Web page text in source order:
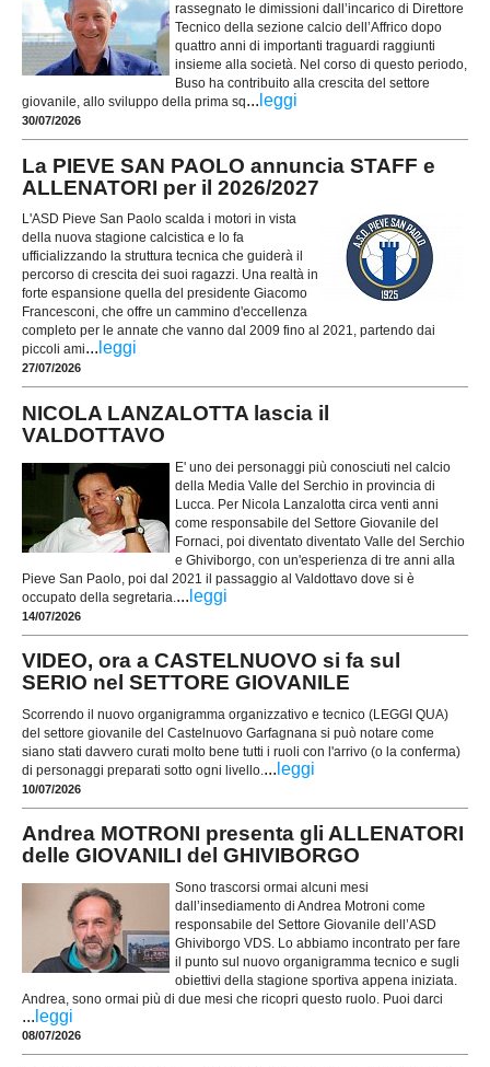
rassegnato le dimissioni dall’incarico di Direttore
Tecnico della sezione calcio dell’Affrico dopo
quattro anni di importanti traguardi raggiunti
insieme alla società. Nel corso di questo periodo,
Buso ha contribuito alla crescita del settore
giovanile, allo sviluppo della prima sq... leggi
30/07/2026
La PIEVE SAN PAOLO annuncia STAFF e
ALLENATORI per il 2026/2027
L'ASD Pieve San Paolo scalda i motori in vista
della nuova stagione calcistica e lo fa
ufficializzando la struttura tecnica che guiderà il
percorso di crescita dei suoi ragazzi. Una realtà in
forte espansione quella del presidente Giacomo
Francesconi, che offre un cammino d'eccellenza
completo per le annate che vanno dal 2009 fino al 2021, partendo dai
piccoli ami... leggi
27/07/2026
NICOLA LANZALOTTA lascia il
VALDOTTAVO
E' uno dei personaggi più conosciuti nel calcio
della Media Valle del Serchio in provincia di
Lucca. Per Nicola Lanzalotta circa venti anni
come responsabile del Settore Giovanile del
Fornaci, poi diventato diventato Valle del Serchio
e Ghiviborgo, con un'esperienza di tre anni alla
Pieve San Paolo, poi dal 2021 il passaggio al Valdottavo dove si è
occupato della segretaria. ... leggi
14/07/2026
VIDEO, ora a CASTELNUOVO si fa sul
SERIO nel SETTORE GIOVANILE
Scorrendo il nuovo organigramma organizzativo e tecnico (LEGGI QUA)
del settore giovanile del Castelnuovo Garfagnana si può notare come
siano stati davvero curati molto bene tutti i ruoli con l'arrivo (o la conferma)
di personaggi preparati sotto ogni livello. ... leggi
10/07/2026
Andrea MOTRONI presenta gli ALLENATORI
delle GIOVANILI del GHIVIBORGO
Sono trascorsi ormai alcuni mesi
dall’insediamento di Andrea Motroni come
responsabile del Settore Giovanile dell’ASD
Ghiviborgo VDS. Lo abbiamo incontrato per fare
il punto sul nuovo organigramma tecnico e sugli
obiettivi della stagione sportiva appena iniziata.
Andrea, sono ormai più di due mesi che ricopri questo ruolo. Puoi darci
... leggi
08/07/2026